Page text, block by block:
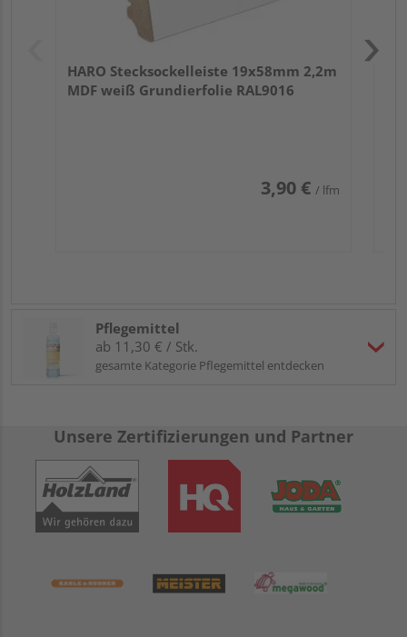
HARO Stecksockelleiste 19x58mm 2,2m
MDF weiß Grundierfolie RAL9016
3,90 € / lfm
Pflegemittel
ab 11,30 € / Stk.
gesamte Kategorie Pflegemittel entdecken
Unsere Zertifizierungen und Partner